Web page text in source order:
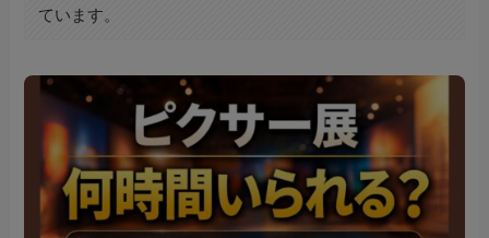
ています。